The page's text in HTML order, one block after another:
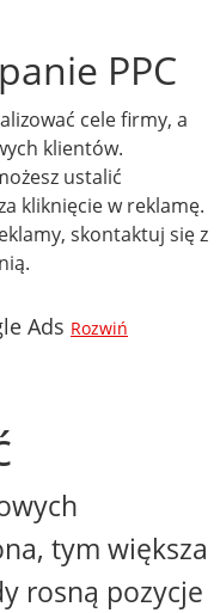
PPC
cele firmy, a
klientów.
ustalić
kliknięcie w reklamę.
skontaktuj się z
Ads Rozwiń
tym większa
rosną pozycje